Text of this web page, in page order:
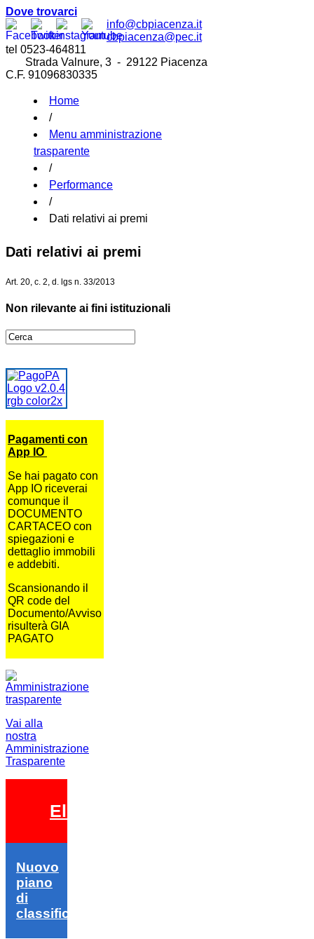
Dove trovarci
info@cbpiacenza.it
cbpiacenza@pec.it
tel 0523-464811
Strada Valnure, 3 - 29122 Piacenza
C.F. 91096830335
Home
/
Menu amministrazione
trasparente
/
Performance
/
Dati relativi ai premi
Dati relativi ai premi
Art. 20, c. 2, d. lgs n. 33/2013
Non rilevante ai fini istituzionali
Pagamenti con
App IO
Se hai pagato con
App IO riceverai
comunque il
DOCUMENTO
CARTACEO con
spiegazioni e
dettaglio immobili
e addebiti.
Scansionando il
QR code del
Documento/Avviso
risulterà GIA
PAGATO
Vai alla
nostra
Amministrazione
Trasparente
Elezioni 2026
Nuovo
piano
di
classifica